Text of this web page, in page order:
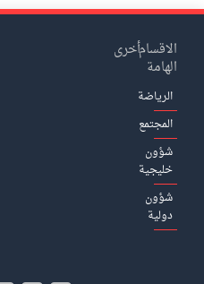
الاقسام
الهامة
الرياضة
المجتمع
شؤون
خليجية
شؤون
دولية
أخرى